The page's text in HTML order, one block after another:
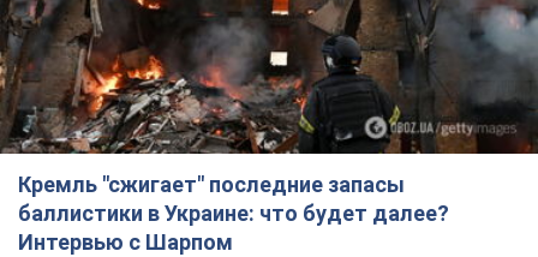
Кремль "сжигает" последние запасы
баллистики в Украине: что будет далее?
Интервью с Шарпом